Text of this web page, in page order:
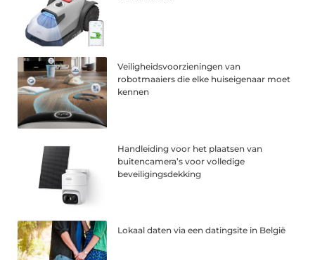
Veiligheidsvoorzieningen van
robotmaaiers die elke huiseigenaar moet
kennen
Handleiding voor het plaatsen van
buitencamera’s voor volledige
beveiligingsdekking
Lokaal daten via een datingsite in België